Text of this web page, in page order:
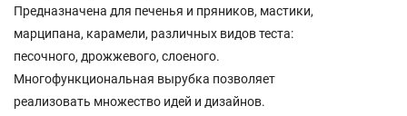
Предназначена для печенья и пряников, мастики,
марципана, карамели, различных видов теста:
песочного, дрожжевого, слоеного.
Многофункциональная вырубка позволяет
реализовать множество идей и дизайнов.